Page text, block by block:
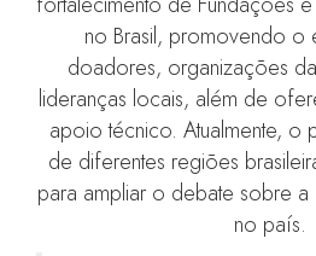
no Brasil, promovendo o
doadores, organizações
lideranças locais, além de
apoio técnico. Atualmente, o
de diferentes regiões
para ampliar o debate sobre a
no país.